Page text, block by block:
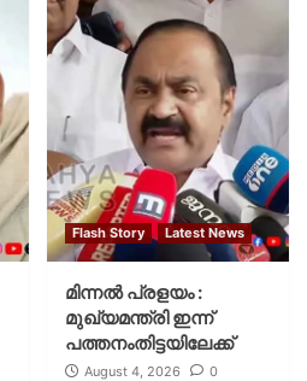
Flash Story Latest News
മിന്നല്‍ പ്രളയം :
മുഖ്യമന്ത്രി ഇന്ന്
പത്തനംതിട്ടയിലേക്ക്
August 4, 2026 0